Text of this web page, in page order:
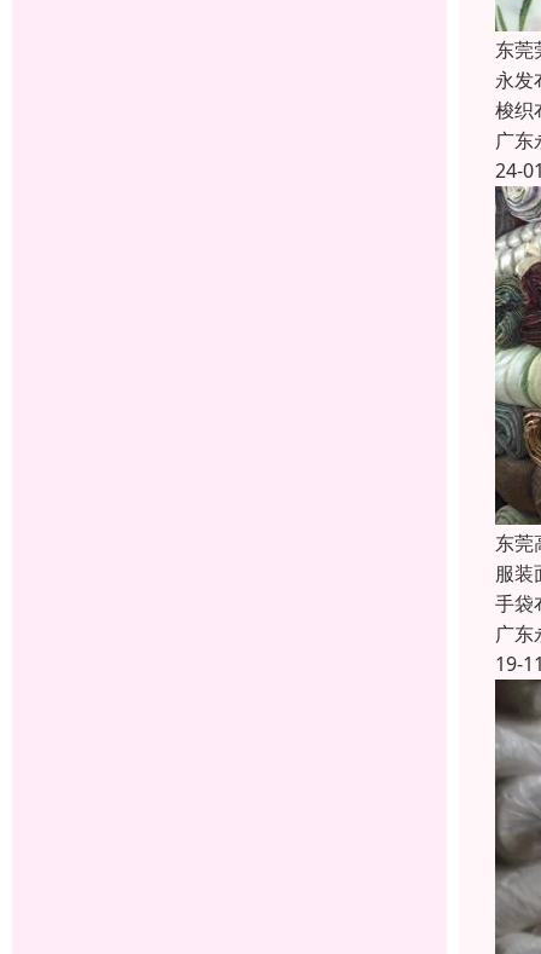
东莞
永发
梭织
广东
24-
东莞
服装
手袋
广东
19-